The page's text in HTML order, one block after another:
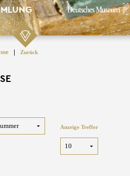
| Zurück
Anzeige Treffer